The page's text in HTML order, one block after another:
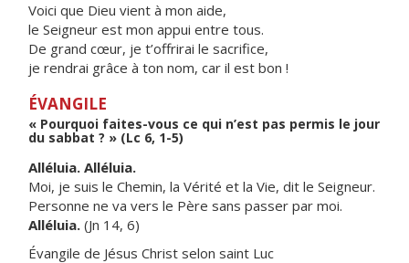
Voici que Dieu vient à mon aide,
le Seigneur est mon appui entre tous.
De grand cœur, je t’offrirai le sacrifice,
je rendrai grâce à ton nom, car il est bon !
ÉVANGILE
« Pourquoi faites-vous ce qui n’est pas permis le jour
du sabbat ? » (Lc 6, 1-5)
Alléluia. Alléluia.
Moi, je suis le Chemin, la Vérité et la Vie, dit le Seigneur.
Personne ne va vers le Père sans passer par moi.
Alléluia. (Jn 14, 6)
Évangile de Jésus Christ selon saint Luc